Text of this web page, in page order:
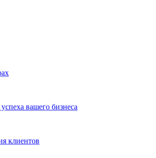
вашего бизнеса
клиентов